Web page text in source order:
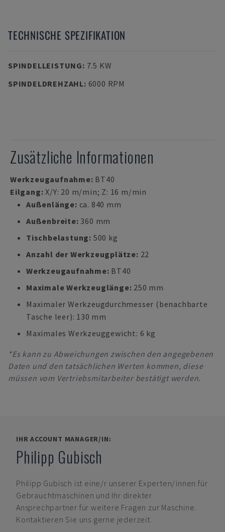
TECHNISCHE SPEZIFIKATION
SPINDELLEISTUNG: 7.5 KW
SPINDELDREHZAHL: 6000 RPM
Zusätzliche Informationen
Werkzeugaufnahme: BT40
Eilgang: X/Y: 20 m/min; Z: 16 m/min
Außenlänge: ca. 840 mm
Außenbreite: 360 mm
Tischbelastung: 500 kg
Anzahl der Werkzeugplätze: 22
Werkzeugaufnahme: BT40
Maximale Werkzeuglänge: 250 mm
Maximaler Werkzeugdurchmesser (benachbarte
Tasche leer): 130 mm
Maximales Werkzeuggewicht: 6 kg
*Es kann zu Abweichungen zwischen den angegebenen
Daten und den tatsächlichen Werten kommen, diese
müssen vom Vertriebsmitarbeiter bestätigt werden.
IHR ACCOUNT MANAGER/IN:
Philipp Gubisch
Philipp Gubisch ist eine/r unserer Experten/innen für
Gebrauchtmaschinen und Ihr direkter
Ansprechpartner für weitere Fragen zur Maschine.
Kontaktieren Sie uns gerne jederzeit.